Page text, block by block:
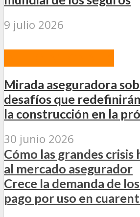
9 julio 2026
Mirada aseguradora
desafíos que
la construcción en la
30 junio 2026
Cómo las grandes crisis
al mercado asegurador
Crece la demanda de
pago por uso en